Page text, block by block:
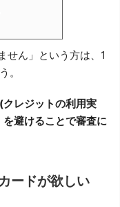
せん」という方は、1
。
レジットの利用実
避けることで審査に
ードが欲しい